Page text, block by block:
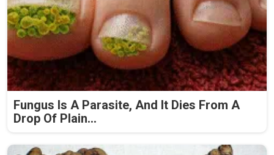
Fungus Is A Parasite, And It Dies From A
Drop Of Plain...